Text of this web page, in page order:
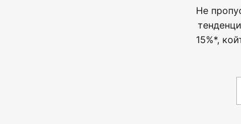
механизъм за отваряне
- компактна кубична форма
Забележка: За да
Не
15%*,